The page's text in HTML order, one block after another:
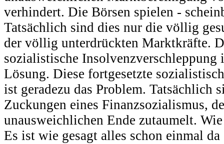
verhindert. Die Börsen spielen -
Tatsächlich sind dies nur die völlig
der völlig unterdrückten Marktkräfte.
sozialistische
Lösung. Diese fortgesetzte
ist geradezu das Problem. Tatsächlich
Zuckungen eines Finanzsozialismus,
unausweichlichen Ende zutaumelt.
Es ist wie gesagt alles schon einmal da